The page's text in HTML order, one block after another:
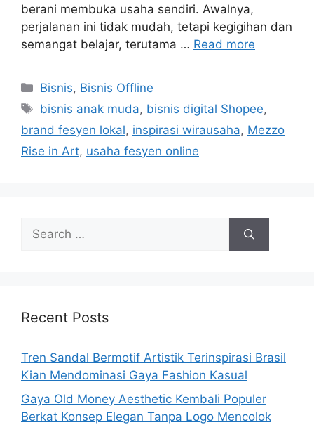
berani membuka usaha sendiri. Awalnya,
perjalanan ini tidak mudah, tetapi kegigihan dan
semangat belajar, terutama … Read more
Categories
Bisnis, Bisnis Offline
Tags
bisnis anak muda, bisnis digital Shopee,
brand fesyen lokal, inspirasi wirausaha, Mezzo
Rise in Art, usaha fesyen online
Search
for:
Recent Posts
Tren Sandal Bermotif Artistik Terinspirasi Brasil
Kian Mendominasi Gaya Fashion Kasual
Gaya Old Money Aesthetic Kembali Populer
Berkat Konsep Elegan Tanpa Logo Mencolok